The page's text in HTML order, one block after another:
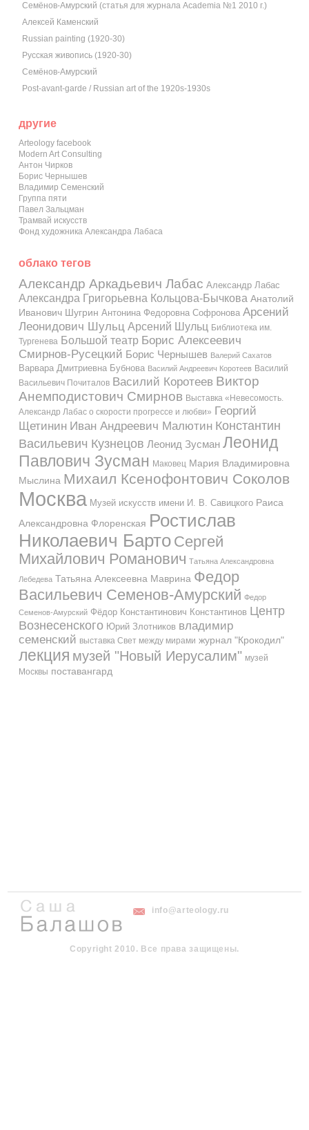
Семёнов-Амурский (статья для журнала Academia №1 2010 г.)
Алексей Каменский
Russian painting (1920-30)
Русская живопись (1920-30)
Семёнов-Амурский
Post-avant-garde / Russian art of the 1920s-1930s
другие
Arteology facebook
Modern Art Consulting
Антон Чирков
Борис Чернышев
Владимир Семенский
Группа пяти
Павел Зальцман
Трамвай искусств
Фонд художника Александра Лабаса
облако тегов
Александр Аркадьевич Лабас Александр Лабас
Александра Григорьевна Кольцова-Бычкова Анатолий
Иванович Шугрин Антонина Федоровна Софронова Арсений
Леонидович Шульц Арсений Шульц Библиотека им.
Тургенева
Большой театр Борис Алексеевич
Смирнов-Русецкий Борис Чернышев Валерий Сахатов
Варвара Дмитриевна Бубнова Василий Андреевич Коротеев Василий
Васильевич Почиталов Василий Коротеев Виктор
Анемподистович Смирнов Выставка «Невесомость.
Александр Лабас о скорости прогрессе и любви»
Георгий
Щетинин Иван Андреевич Малютин Константин
Васильевич Кузнецов Леонид Зусман Леонид
Павлович Зусман
Маковец Мария Владимировна
Мыслина Михаил Ксенофонтович Соколов
Москва Музей искусств имени И. В. Савицкого Раиса
Александровна Флоренская Ростислав
Николаевич Барто Сергей
Михайлович Романович Татьяна Александровна
Лебедева Татьяна Алексеевна Маврина Федор
Васильевич Семенов-Амурский Федор
Семенов-Амурский Фёдор Константинович Константинов Центр
Вознесенского Юрий Злотников владимир
семенский выставка Свет между мирами журнал "Крокодил"
лекция музей "Новый Иерусалим" музей
Москвы поставангард
info@arteology.ru
Copyright 2010. Все права защищены.